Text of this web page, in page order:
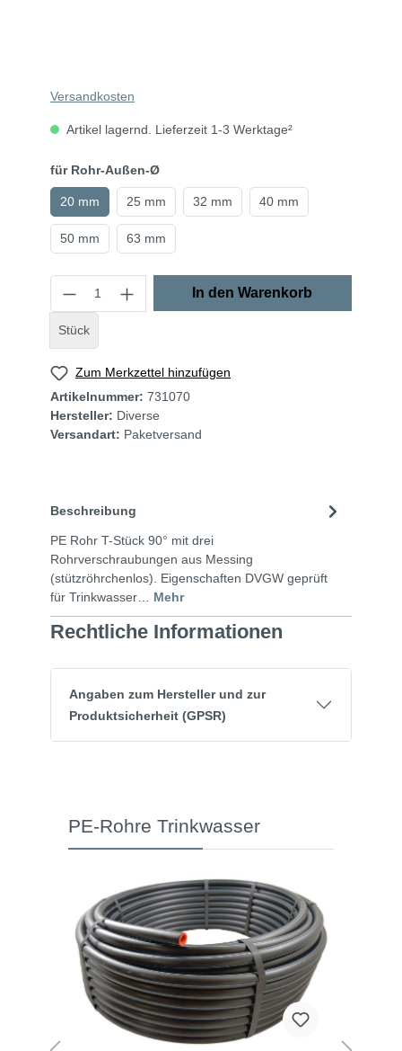
Versandkosten
Artikel lagernd. Lieferzeit 1-3 Werktage²
für Rohr-Außen-Ø
20 mm 25 mm 32 mm 40 mm
50 mm 63 mm
Stück
In den Warenkorb
Zum Merkzettel hinzufügen
Artikelnummer: 731070
Hersteller: Diverse
Versandart: Paketversand
Beschreibung
PE Rohr T-Stück 90° mit drei
Rohrverschraubungen aus Messing
(stützröhrchenlos). Eigenschaften DVGW geprüft
für Trinkwasser… Mehr
Rechtliche Informationen
Angaben zum Hersteller und zur
Produktsicherheit (GPSR)
PE-Rohre Trinkwasser